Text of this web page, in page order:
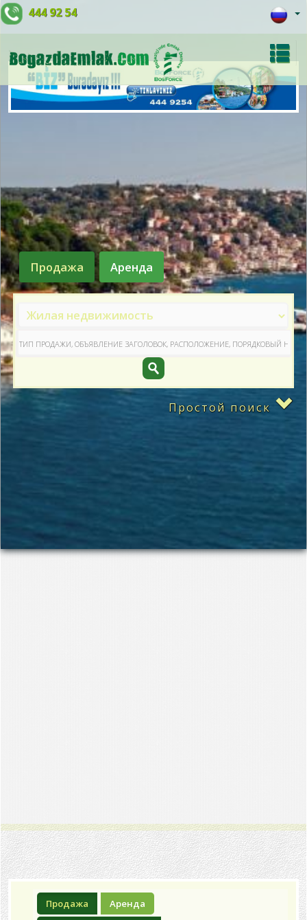
444 92 54
Продажа Аренда
Простой поиск
Продажа
Аренда